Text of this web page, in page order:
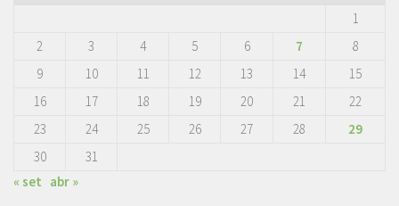
1
2
3 4 5 6 7
8
9
10 11 12 13 14
15
16
17 18 19 20 21
22
23
24 25 26 27 28
29
30
31
« set abr »